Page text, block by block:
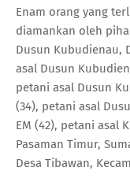
Enam orang yang
diamankan oleh
Dusun Kubudienau,
asal Dusun
petani asal Dusun
(34), petani asal
EM (42), petani asal
Pasaman Timur,
Desa Tibawan,